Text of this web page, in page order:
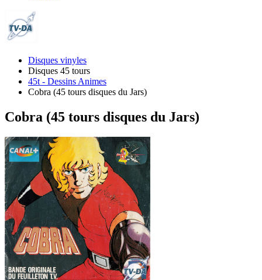
Disques vinyles
Disques 45 tours
45t - Dessins Animes
Cobra (45 tours disques du Jars)
Cobra (45 tours disques du Jars)